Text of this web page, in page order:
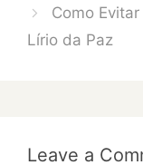
Como
Lírio da Paz
Leave a